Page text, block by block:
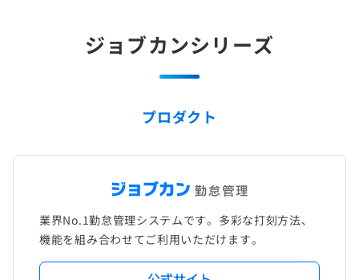
ジョブカンシリーズ
プロダクト
業界No.1勤怠管理システムです。多彩な打刻方法、
機能を組み合わせてご利用いただけます。